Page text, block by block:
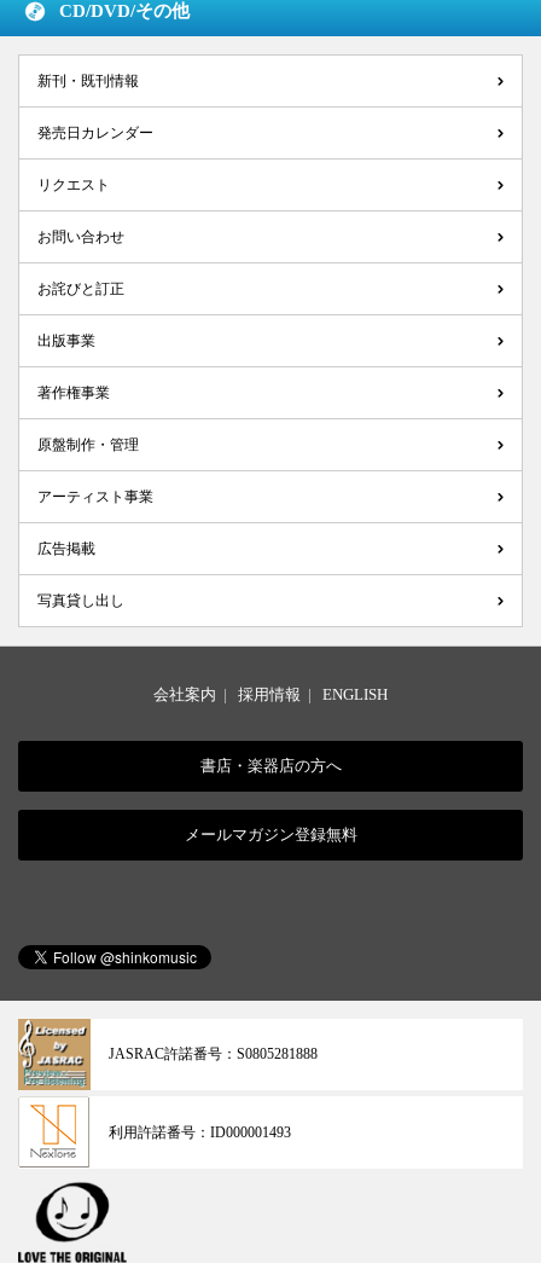
CD/DVD/その他
新刊・既刊情報
発売日カレンダー
リクエスト
お問い合わせ
お詫びと訂正
出版事業
著作権事業
原盤制作・管理
アーティスト事業
広告掲載
写真貸し出し
会社案内 | 採用情報 | ENGLISH
書店・楽器店の方へ
メールマガジン登録無料
JASRAC許諾番号： S0805281888
利用許諾番号： ID000001493